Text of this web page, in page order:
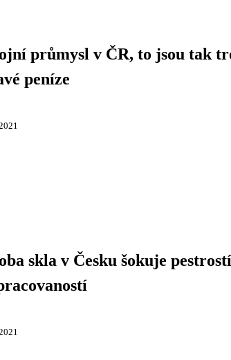
průmysl v ČR, to jsou tak
peníze
skla v Česku šokuje